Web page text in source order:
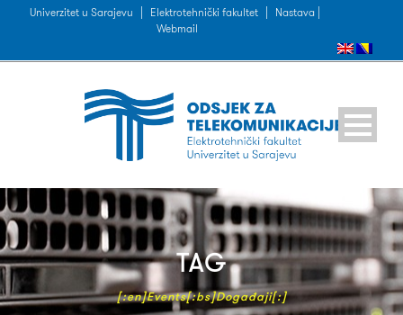
Univerzitet u Sarajevu Elektrotehnički fakultet
Nastava |
Webmail
TAG
[:en]Events[:bs]Događaji[:]